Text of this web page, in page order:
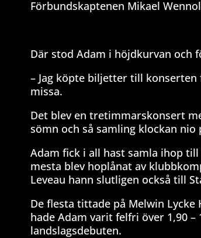
Förbundskaptenen Mikael
Där stod Adam i höjdkurvan och
– Jag köpte biljetter till
missa.
Det blev en tretimmarskonsert
sömn och så samling klockan
Adam fick i all hast samla ihop
mesta blev hoplånat av
Leveau hann slutligen också till
De flesta tittade på Melwin Lycke
hade Adam varit felfri över 1,90
landslagsdebuten.